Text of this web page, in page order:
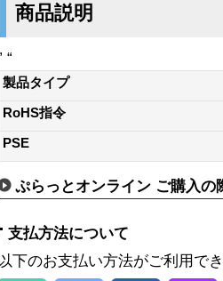
商品説明
“
製品タイプ
RoHS指令
PSE
ぷらっとオンライン ご購入の
支払方法について
下のお支払い方法がご利用で